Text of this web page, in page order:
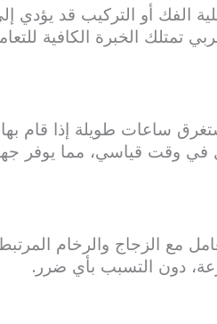
الفك أو التركيب قد يؤدي
الخبرة الكافية
ساعات طويلة إذا قام
في وقت قياسي، مما يوفر
الزجاج والرخام المرتبط
دون التسبب بأي ضرر.